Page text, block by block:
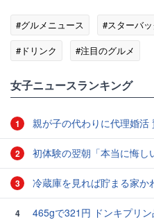
#グルメニュース #スターバ
#ドリンク
#注目のグルメ
女子ニュースランキング
1 親が子の代わりに代理婚活
2 初体験の翌朝「本当に悔し
3 冷蔵庫を見れば貯まる家か
4 465gで321円 ドンキプリ